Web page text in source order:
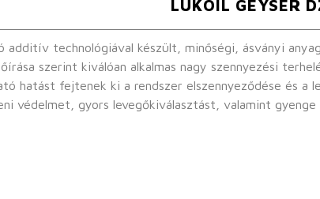
LUKOIL GEYSER
additív technológiával készült, minőségi, ásványi
szerint kiválóan alkalmas nagy szennyezési
hatást fejtenek ki a rendszer elszennyeződése és a
gyors levegőkiválasztást, valamint gyenge habképződést biztosít. A
nagy igénybevételnek kitett hidraulikus
hajtóműveiben. A LUKOIL GEYSER